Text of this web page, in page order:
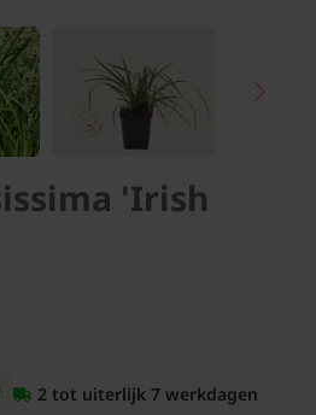
'Irish
2 tot uiterlijk 7 werkdagen